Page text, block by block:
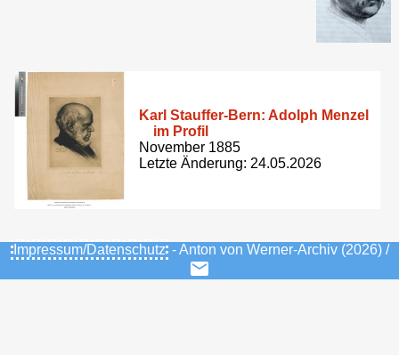
Karl Stauffer-Bern: Adolph Menzel
im Profil
November 1885
Letzte Änderung: 24.05.2026
Impressum/Datenschutz - Anton von Werner-Archiv (2026) /